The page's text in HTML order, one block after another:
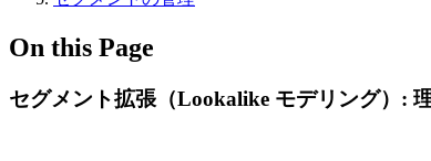
On this Page
セグメント拡張（Lookalike モデリング）: